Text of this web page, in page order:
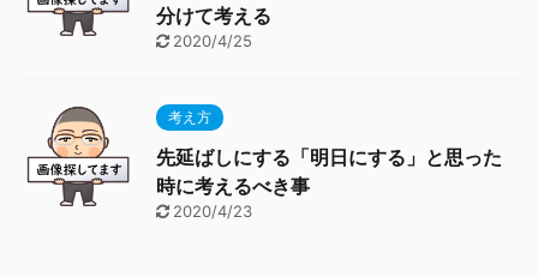
分けて考える
2020/4/25
考え方
先延ばしにする「明日にする」と思った
時に考えるべき事
2020/4/23